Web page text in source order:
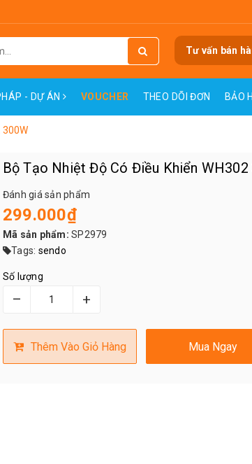
Tư vấn bán
- DỰ ÁN VOUCHER THEO DÕI ĐƠN BẢO
300W
Bộ Tạo Nhiệt Độ Có Điều Khiển WH302
Đánh giá sản phẩm
299.000₫
Mã sản phẩm: SP2979
Tags: sendo
Số lượng
– +
Thêm Vào Giỏ Hàng Mua Ngay